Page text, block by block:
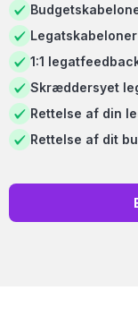
Legatskabeloner
1:1
Skræddersyet
Rettelse af din
Rettelse af dit